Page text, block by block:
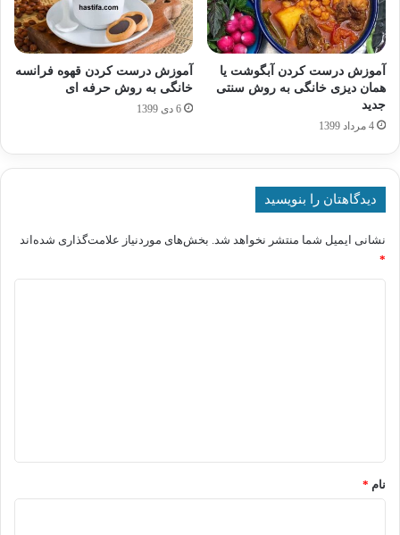
آموزش درست کردن آبگوشت یا
همان دیزی خانگی به روش سنتی
جدید
4 مرداد 1399
آموزش درست کردن قهوه فرانسه
خانگی به روش حرفه ای
6 دی 1399
دیدگاهتان را بنویسید
نشانی ایمیل شما منتشر نخواهد شد. بخش‌های موردنیاز علامت‌گذاری شده‌اند
*
نام *